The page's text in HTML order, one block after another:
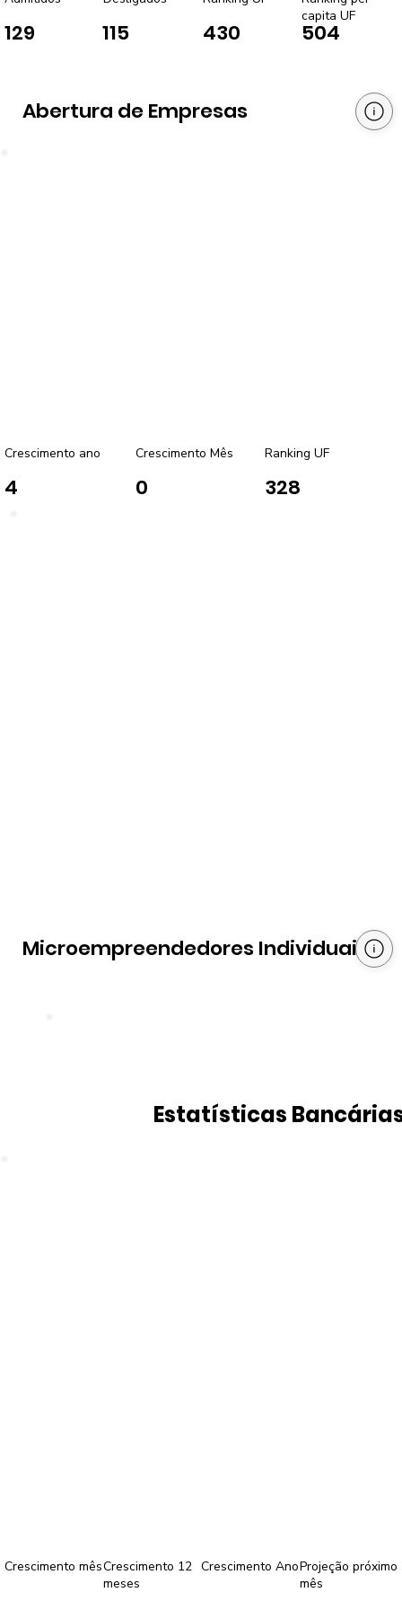
129 115 430 504
capita UF
Abertura de Empresas
4
Crescimento ano
0 328
Ranking UF
Crescimento Mês
Microempreendedores Individuais
Estatísticas
Crescimento mêsCrescimento 12
meses
Crescimento AnoProjeção próximo
mês